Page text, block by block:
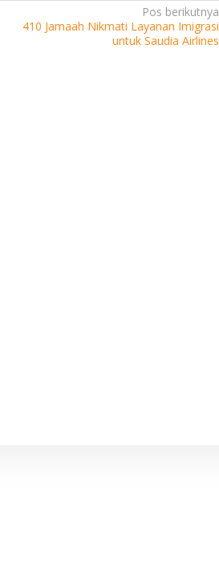
Pos berikutnya
410 Jamaah Nikmati Layanan Imigrasi
untuk Saudia Airlines